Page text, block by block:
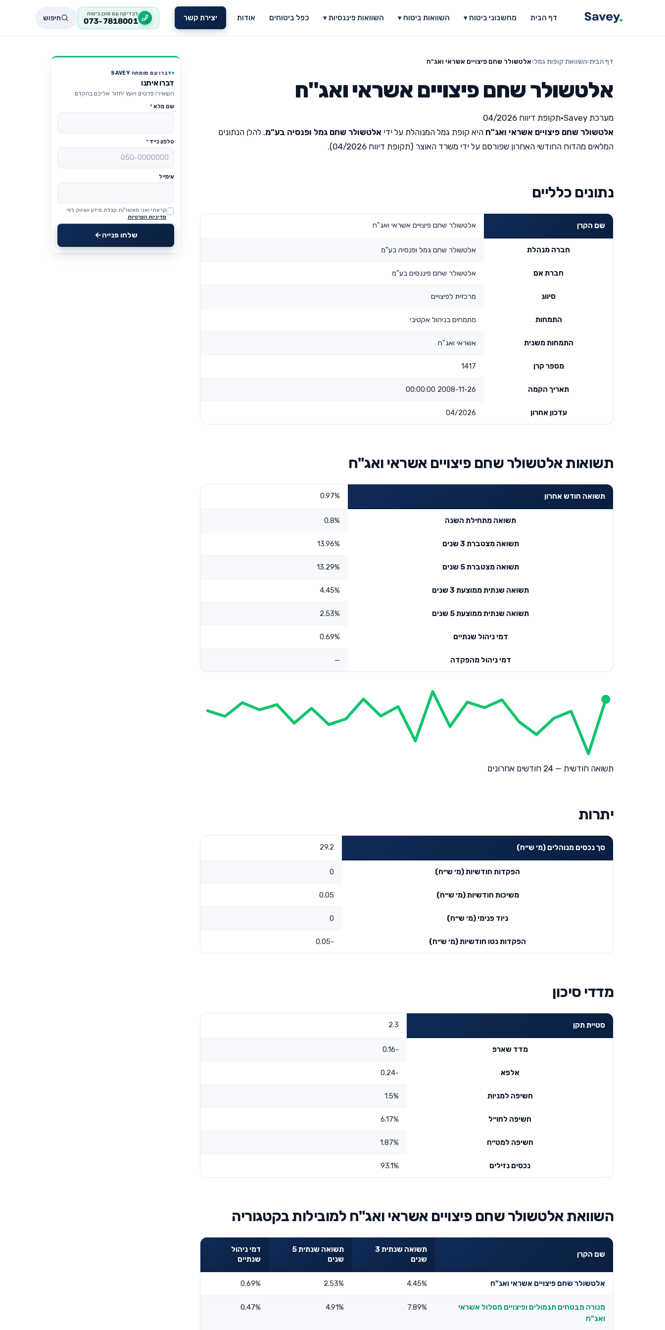
דף הבית מחשבוני ביטוח ▾ השוואות ביטוח ▾ השוואות פיננסיות ▾ כפל ביטוחים אודות יצירת קשר לבדיקה עם סוכן ביטוח
073-7818001 חיפוש
דף הבית›השוואת קופות גמל›אלטשולר שחם פיצויים אשראי ואג"ח
אלטשולר שחם פיצויים אשראי ואג"ח
מערכת Savey •תקופת דיווח 04/2026
אלטשולר שחם פיצויים אשראי ואג"ח היא קופת גמל המנוהלת על ידי אלטשולר שחם גמל ופנסיה בע"מ. להלן הנתונים
המלאים מהדוח החודשי האחרון שפורסם על ידי משרד האוצר (תקופת דיווח 04/2026).
נתונים כלליים
שם הקרן אלטשולר שחם פיצויים אשראי ואג"ח
חברה מנהלת אלטשולר שחם גמל ופנסיה בע"מ
חברת אם אלטשולר שחם פיננסים בע"מ
סיווג מרכזית לפיצויים
התמחות מתמחים בניהול אקטיבי
התמחות משנית אשראי ואג"ח
מספר קרן 1417
תאריך הקמה 2008-11-26 00:00:00
עדכון אחרון 04/2026
תשואות אלטשולר שחם פיצויים אשראי ואג"ח
תשואה חודש אחרון 0.97%
תשואה מתחילת השנה 0.8%
תשואה מצטברת 3 שנים 13.96%
תשואה מצטברת 5 שנים 13.29%
תשואה שנתית ממוצעת 3 שנים 4.45%
תשואה שנתית ממוצעת 5 שנים 2.53%
דמי ניהול שנתיים 0.69%
דמי ניהול מהפקדה —
תשואה חודשית — 24 חודשים אחרונים
יתרות
סך נכסים מנוהלים (מ׳ ש״ח) 29.2
הפקדות חודשיות (מ׳ ש״ח) 0
משיכות חודשיות (מ׳ ש״ח) 0.05
ניוד פנימי (מ׳ ש״ח) 0
הפקדות נטו חודשיות (מ׳ ש״ח) -0.05
מדדי סיכון
סטיית תקן 2.3
מדד שארפ -0.16
אלפא -0.24
חשיפה למניות 1.5%
חשיפה לחו״ל 6.17%
חשיפה למט״ח 1.87%
נכסים נזילים 93.1%
השוואת אלטשולר שחם פיצויים אשראי ואג"ח למובילות בקטגוריה
שם הקרן
תשואה שנתית 3
שנים
תשואה שנתית 5
שנים
דמי ניהול
שנתיים
אלטשולר שחם פיצויים אשראי ואג"ח 4.45%
2.53%
0.69%
מנורה מבטחים תגמולים ופיצויים מסלול אשראי
ואג"ח
7.89%
4.91%
0.47%
דברו עם מומחה SAVEY
דברו איתנו
השאירו פרטים ויועץ יחזור אליכם בהקדם.
שם מלא*
טלפון נייד *
אימייל
Website
קראתי ואני מאשר/ת קבלת מידע ושיווק לפי
מדיניות הפרטיות
שלחו פנייה